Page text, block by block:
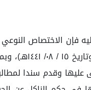
فإن الاختصاص
المحكمة بناء على الفقرة
وتسعة عشر هللة (١٣.٣٠١.١٩) قيمة معايرة